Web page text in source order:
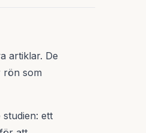
artiklar. De
rön som
ett